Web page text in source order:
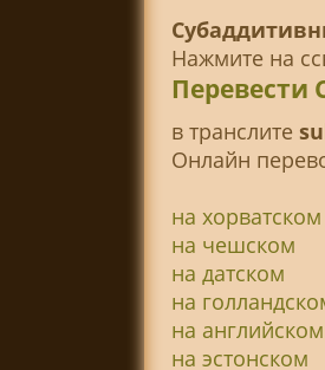
Нажмите на
Перевести
в транслитe
Онлайн
на хорватском
на чешском
на датском
на
на английском
на эстонском